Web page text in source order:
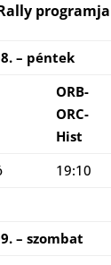
programja
– péntek
ORB-
ORC-
Hist
19:10
– szombat